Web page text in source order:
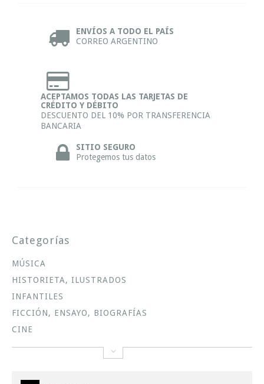
ENVÍOS A TODO EL PAÍS
CORREO ARGENTINO
ACEPTAMOS TODAS LAS TARJETAS DE
CRÉDITO Y DÉBITO
DESCUENTO DEL 10% POR TRANSFERENCIA
BANCARIA
SITIO SEGURO
Protegemos tus datos
Categorías
MÚSICA
HISTORIETA, ILUSTRADOS
INFANTILES
FICCIÓN, ENSAYO, BIOGRAFÍAS
CINE